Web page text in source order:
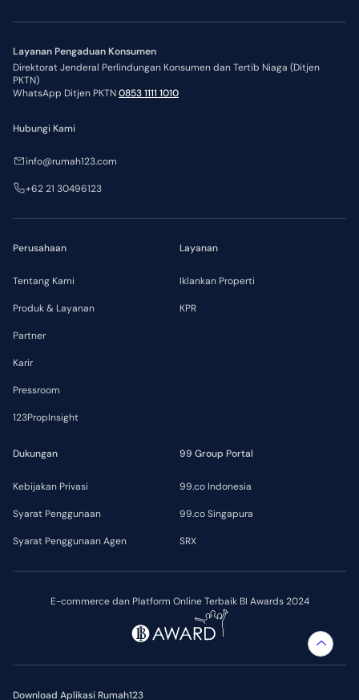
Layanan Pengaduan Konsumen
Direktorat Jenderal Perlindungan Konsumen dan Tertib Niaga (Ditjen
PKTN)
WhatsApp Ditjen PKTN0853 1111 1010
E-commerce dan Platform Online Terbaik BI Awards 2024
Download Aplikasi Rumah123
Perusahaan
Tentang Kami
Produk & Layanan
Partner
Karir
Pressroom
123PropInsight
Layanan
Iklankan Properti
KPR
Dukungan
Kebijakan Privasi
Syarat Penggunaan
Syarat Penggunaan Agen
99 Group Portal
99.co Indonesia
99.co Singapura
SRX
Hubungi Kami
info@rumah123.com
+62 21 30496123